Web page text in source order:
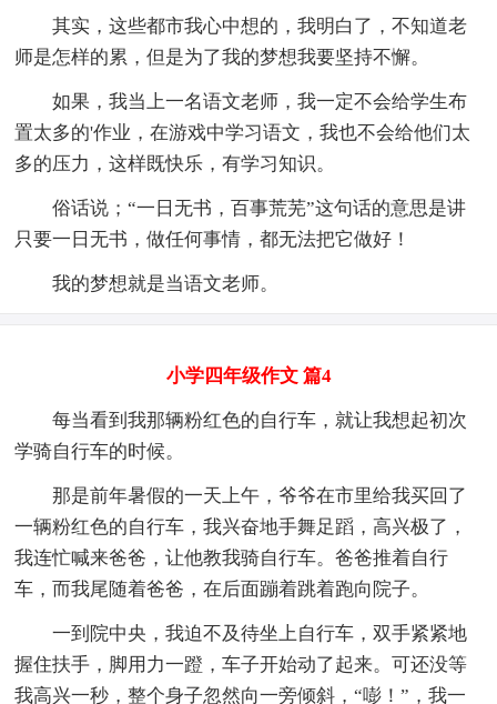
其实，这些都市我心中想的，我明白了，不知道老
师是怎样的累，但是为了我的梦想我要坚持不懈。
如果，我当上一名语文老师，我一定不会给学生布
置太多的'作业，在游戏中学习语文，我也不会给他们太
多的压力，这样既快乐，有学习知识。
俗话说；“一日无书，百事荒芜”这句话的意思是讲
只要一日无书，做任何事情，都无法把它做好！
我的梦想就是当语文老师。
小学四年级作文 篇4
每当看到我那辆粉红色的自行车，就让我想起初次
学骑自行车的时候。
那是前年暑假的一天上午，爷爷在市里给我买回了
一辆粉红色的自行车，我兴奋地手舞足蹈，高兴极了，
我连忙喊来爸爸，让他教我骑自行车。爸爸推着自行
车，而我尾随着爸爸，在后面蹦着跳着跑向院子。
一到院中央，我迫不及待坐上自行车，双手紧紧地
握住扶手，脚用力一蹬，车子开始动了起来。可还没等
我高兴一秒，整个身子忽然向一旁倾斜，“嘭！”，我一